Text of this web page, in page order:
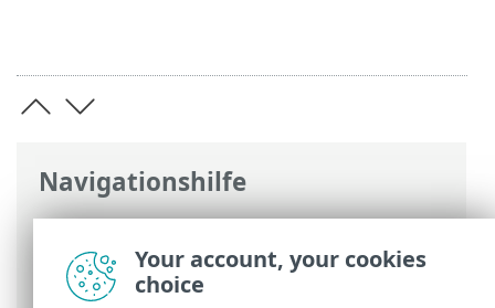
Navigationshilfe
ESET Online-Hilfe>ESET HOME>
Registrierung> Registrierung in der ESET
HOME App
Your account, your cookies
choice